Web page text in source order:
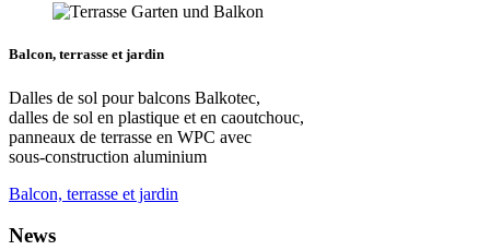
Balcon, terrasse et jardin
Dalles de sol pour balcons Balkotec,
dalles de sol en plastique et en caoutchouc,
panneaux de terrasse en WPC avec
sous-construction aluminium
Balcon, terrasse et jardin
News